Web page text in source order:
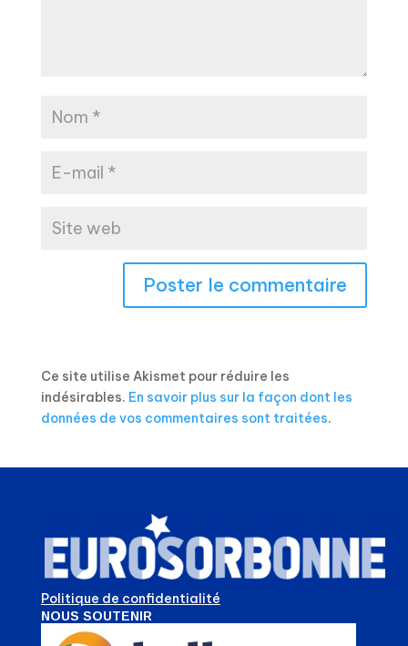
Ce site utilise Akismet pour réduire les
indésirables. En savoir plus sur la façon dont les
données de vos commentaires sont traitées.
Politique de confidentialité
NOUS SOUTENIR